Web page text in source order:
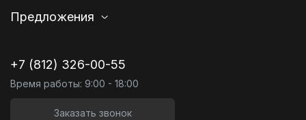
Предложения
+7 (812) 326-00-55
Время работы: 9:00 - 18:00
Заказать звонок